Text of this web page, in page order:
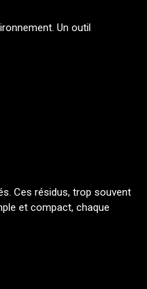
Un outil
Ces résidus, trop souvent
et compact, chaque